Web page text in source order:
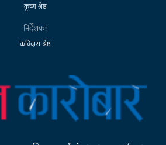
कृष्ण श्रेष्ठ
निर्देशक:
कविदास श्रेष्ठ